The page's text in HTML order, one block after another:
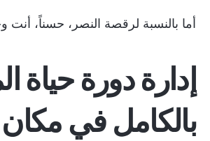
أما بالنسبة لرقصة النصر، حسناً، أنت
إدارة دورة حياة
بالكامل في